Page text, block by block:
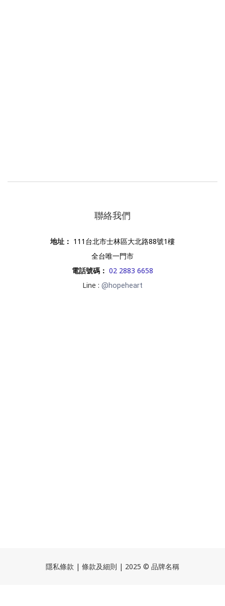
聯絡我們
地址 ： 111台北市士林區大北路88號1樓
全台唯一門市
電話號碼 ： 02 2883 6658
Line : @hopeheart
隱私條款 | 條款及細則 | 2025 © 品牌名稱